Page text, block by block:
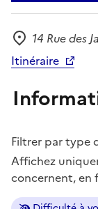
Adresse
14 Rue des
Itinéraire
Filtrer par type
Affichez
concernent, en